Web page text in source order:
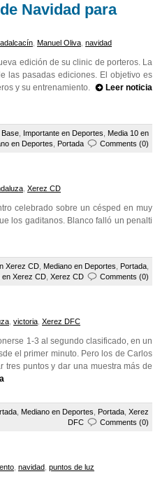
Navidad para
Manuel Oliva navidad
edición de su clinic de porteros. La
las pasadas ediciones. El objetivo es
y su entrenamiento.
Leer noticia
Base Importante en Deportes
Media 10 en
en Deportes Portada Comments (0)
Xerez CD
celebrado sobre un césped en muy
los gaditanos. Blanco falló un penalti
Xerez CD Mediano en Deportes Portada
en Xerez CD Xerez CD Comments (0)
victoria Xerez DFC
1-3 al segundo clasificado, en un
el primer minuto. Pero los de Carlos
tres puntos y dar una muestra más de
Mediano en Deportes Portada Xerez
DFC
Comments (0)
navidad puntos de luz